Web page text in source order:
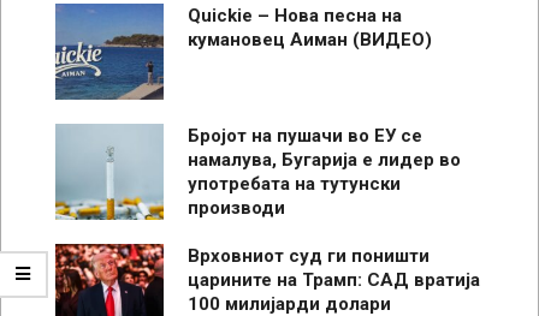
Quickie – Нова песна на
кумановец Аиман (ВИДЕО)
Бројот на пушачи во ЕУ се
намалува, Бугарија е лидер во
употребата на тутунски
производи
Врховниот суд ги поништи
царините на Трамп: САД вратија
100 милијарди долари